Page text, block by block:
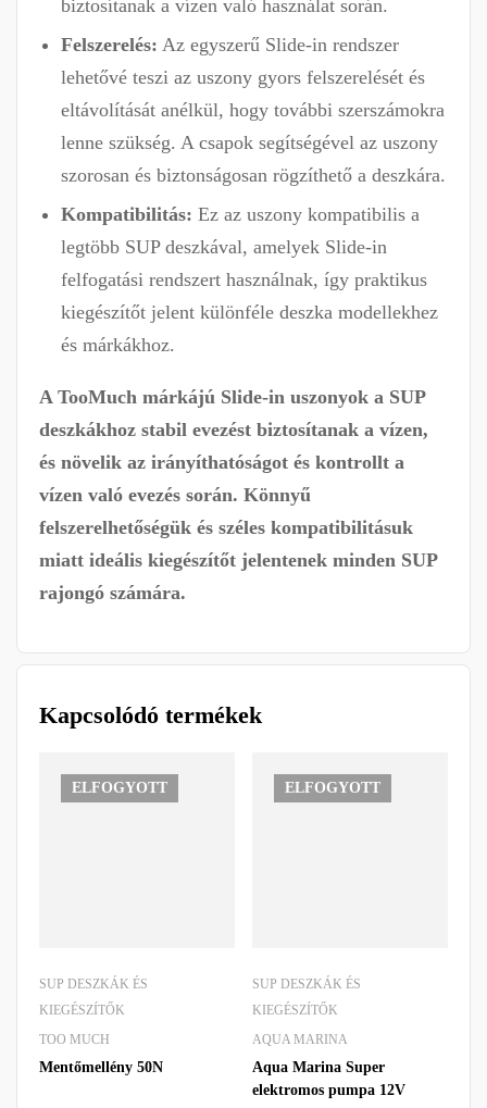
biztosítanak a vízen való használat során.
Felszerelés: Az egyszerű Slide-in rendszer
lehetővé teszi az uszony gyors felszerelését és
eltávolítását anélkül, hogy további szerszámokra
lenne szükség. A csapok segítségével az uszony
szorosan és biztonságosan rögzíthető a deszkára.
Kompatibilitás: Ez az uszony kompatibilis a
legtöbb SUP deszkával, amelyek Slide-in
felfogatási rendszert használnak, így praktikus
kiegészítőt jelent különféle deszka modellekhez
és márkákhoz.
A TooMuch márkájú Slide-in uszonyok a SUP
deszkákhoz stabil evezést biztosítanak a vízen,
és növelik az irányíthatóságot és kontrollt a
vízen való evezés során. Könnyű
felszerelhetőségük és széles kompatibilitásuk
miatt ideális kiegészítőt jelentenek minden SUP
rajongó számára.
Kapcsolódó termékek
ELFOGYOTT
SUP DESZKÁK ÉS
KIEGÉSZÍTŐK
TOO MUCH
Mentőmellény 50N
ELFOGYOTT
SUP DESZKÁK ÉS
KIEGÉSZÍTŐK
AQUA MARINA
Aqua Marina Super
elektromos pumpa 12V